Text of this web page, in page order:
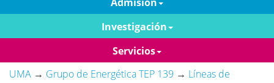
Investigación
Servicios
UMA → Grupo de Energética TEP 139 → Líneas de